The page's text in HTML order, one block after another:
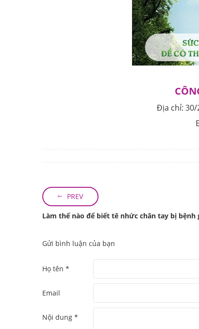
Địa chỉ: 30/
PREV
Làm thế nào để biết tê nhức chân tay bị bệnh
Gửi bình luận của bạn
Họ tên *
Email
Nội dung *